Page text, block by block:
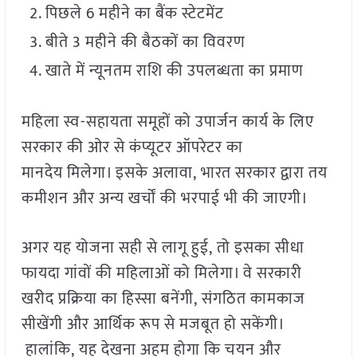
पिछले 6 महीने का बैंक स्टेटमेंट
बीते 3 महीने की बैठकों का विवरण
खाते में न्यूनतम राशि की उपलब्धता का प्रमाण
महिला स्व-सहायता समूहों को उपार्जन कार्य के लिए
सरकार की ओर से कंप्यूटर ऑपरेटर का
मानदेय मिलेगा। इसके अलावा, भारत सरकार द्वारा तय
कमीशन और अन्य खर्चों की भरपाई भी की जाएगी।
अगर यह योजना सही से लागू हुई, तो इसका सीधा
फायदा गांवों की महिलाओं को मिलेगा। वे सरकारी
खरीद प्रक्रिया का हिस्सा बनेंगी, संगठित कामकाज
सीखेंगी और आर्थिक रूप से मजबूत हो सकेंगी।
हालांकि, यह देखना अहम होगा कि चयन और